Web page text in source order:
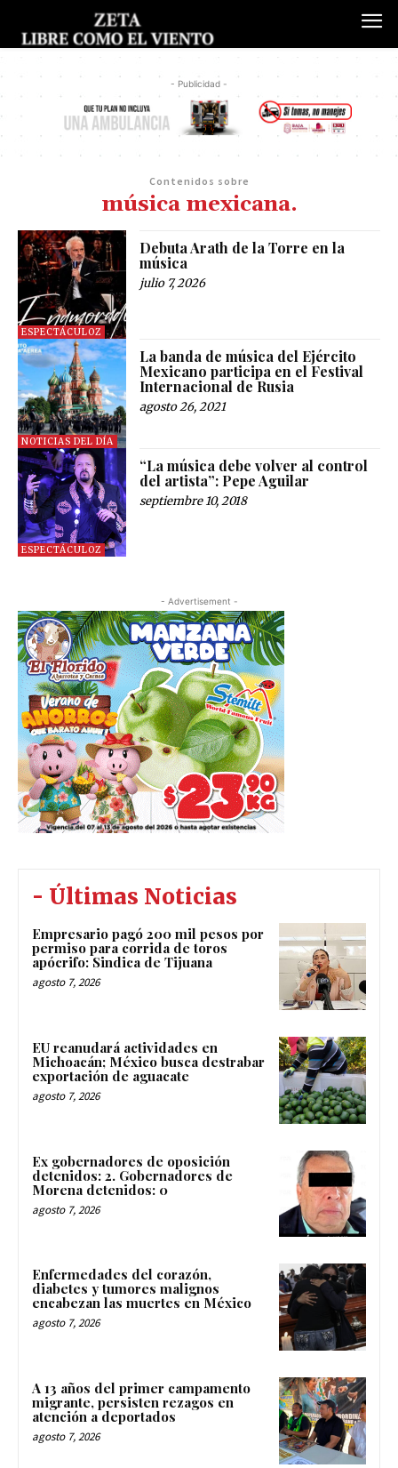
- Publicidad -
Contenidos sobre
música mexicana.
ESPECTÁCULOZ
Debuta Arath de la Torre en la
música
julio 7, 2026
NOTICIAS DEL DÍA
La banda de música del Ejército
Mexicano participa en el Festival
Internacional de Rusia
agosto 26, 2021
ESPECTÁCULOZ
“La música debe volver al control
del artista”: Pepe Aguilar
septiembre 10, 2018
- Advertisement -
- Últimas Noticias
Empresario pagó 200 mil pesos por
permiso para corrida de toros
apócrifo: Sindica de Tijuana
agosto 7, 2026
EU reanudará actividades en
Michoacán; México busca destrabar
exportación de aguacate
agosto 7, 2026
Ex gobernadores de oposición
detenidos: 2. Gobernadores de
Morena detenidos: 0
agosto 7, 2026
Enfermedades del corazón,
diabetes y tumores malignos
encabezan las muertes en México
agosto 7, 2026
A 13 años del primer campamento
migrante, persisten rezagos en
atención a deportados
agosto 7, 2026